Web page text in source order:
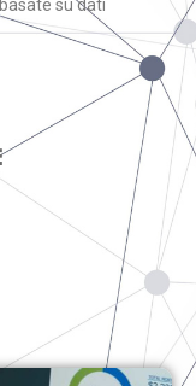
su dati